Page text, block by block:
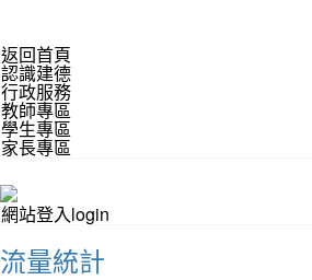
返回首頁
認識建德
行政服務
教師專區
學生專區
家長專區
網站登入login
流量統計